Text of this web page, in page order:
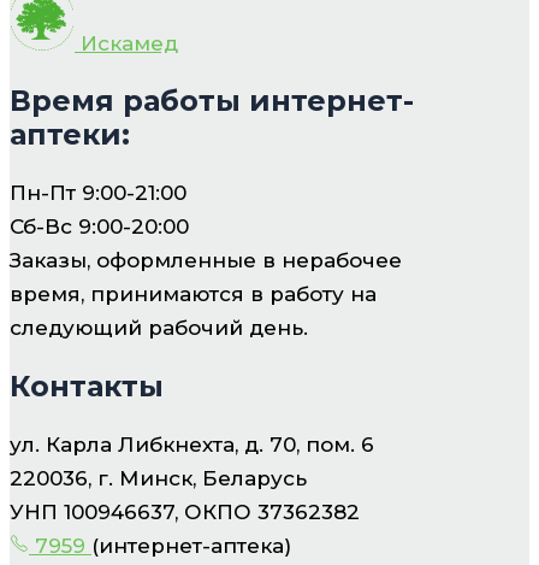
Искамед
Время работы интернет-
аптеки:
Пн-Пт 9:00-21:00
Сб-Вс 9:00-20:00
Заказы, оформленные в нерабочее
время, принимаются в работу на
следующий рабочий день.
Контакты
ул. Карла Либкнехта, д. 70, пом. 6
220036, г. Минск, Беларусь
УНП 100946637, ОКПО 37362382
7959 (интернет-аптека)